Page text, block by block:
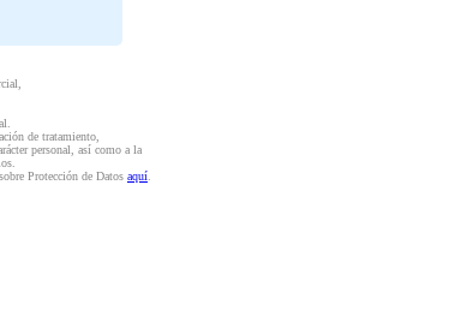
de tratamiento,
personal, así como a la
Protección de Datos aquí.